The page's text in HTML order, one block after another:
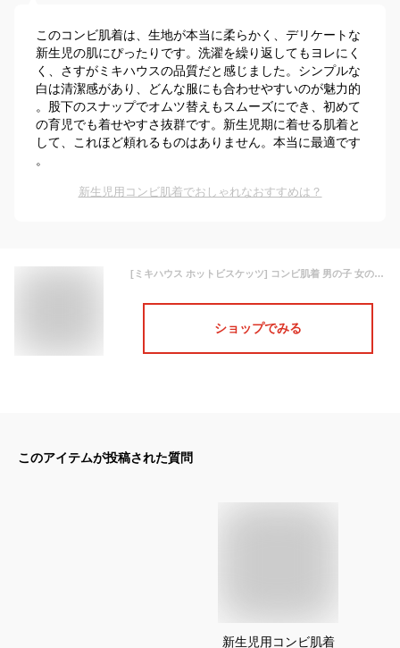
このコンビ肌着は、生地が本当に柔らかく、デリケートな
新生児の肌にぴったりです。洗濯を繰り返してもヨレにく
く、さすがミキハウスの品質だと感じました。シンプルな
白は清潔感があり、どんな服にも合わせやすいのが魅力的
。股下のスナップでオムツ替えもスムーズにでき、初めて
の育児でも着せやすさ抜群です。新生児期に着せる肌着と
して、これほど頼れるものはありません。本当に最適です
。
新生児用コンビ肌着でおしゃれなおすすめは？
[ミキハウス ホットビスケッツ] コンビ肌着 男の子 女の子 新生児 ベビー服 子供服 白 60cm 70-2308-499
ショップでみる
このアイテムが投稿された質問
新生児用コンビ肌着